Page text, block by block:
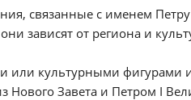
связанные с именем
зависят от региона и
или культурными фигурами
Нового Завета и Петром I